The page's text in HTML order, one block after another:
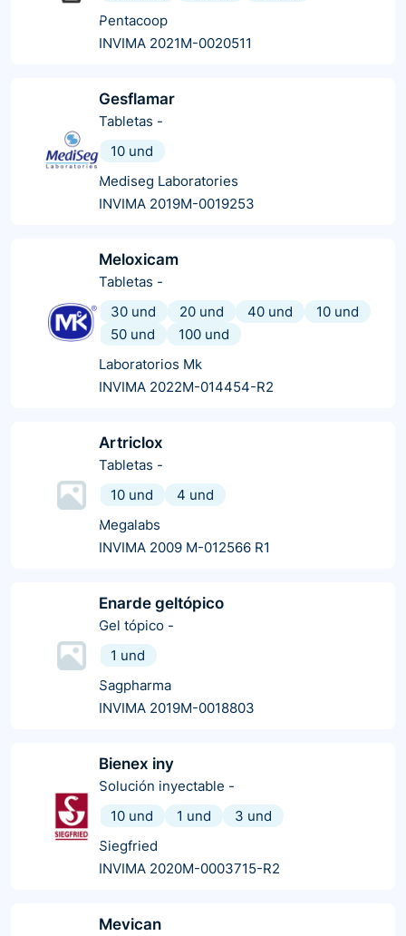
Pentacoop
INVIMA 2021M-0020511
Gesflamar
Tabletas -
10 und
Mediseg Laboratories
INVIMA 2019M-0019253
Meloxicam
Tabletas -
30 und
20 und 40 und
10 und
50 und
100 und
Laboratorios Mk
INVIMA 2022M-014454-R2
Artriclox
Tabletas -
10 und
4 und
Megalabs
INVIMA 2009 M-012566 R1
Enarde geltópico
Gel tópico -
1 und
Sagpharma
INVIMA 2019M-0018803
Bienex iny
Solución inyectable -
10 und
1 und
3 und
Siegfried
INVIMA 2020M-0003715-R2
Mevican